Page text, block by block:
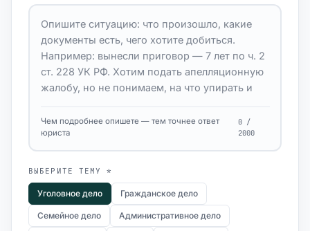
Чем подробнее опишете — тем точнее ответ
юриста
0 /
2000
ВЫБЕРИТЕ ТЕМУ *
Уголовное дело Гражданское дело
Семейное дело Административное дело